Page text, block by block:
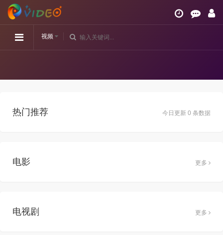
视频
今日更新 0 条数据
热门推荐
电影 更多
电视剧 更多